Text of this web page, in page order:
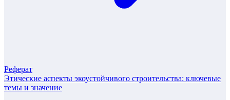
Реферат
Этические аспекты экоустойчивого строительства: ключевые
темы и значение